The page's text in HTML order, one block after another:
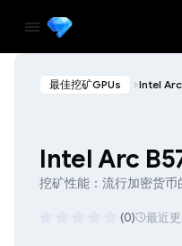
最佳挖矿GPUs Intel
Intel Arc
挖矿性能：流行加密货币
(0) 最近